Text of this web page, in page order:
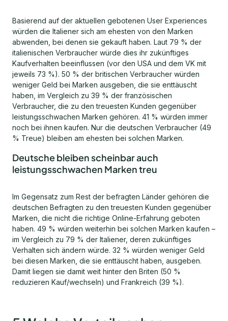
Basierend auf der aktuellen gebotenen User Experiences
würden die Italiener sich am ehesten von den Marken
abwenden, bei denen sie gekauft haben. Laut 79 % der
italienischen Verbraucher würde dies ihr zukünftiges
Kaufverhalten beeinflussen (vor den USA und dem VK mit
jeweils 73 %). 50 % der britischen Verbraucher würden
weniger Geld bei Marken ausgeben, die sie enttäuscht
haben, im Vergleich zu 39 % der französischen
Verbraucher, die zu den treuesten Kunden gegenüber
leistungsschwachen Marken gehören. 41 % würden immer
noch bei ihnen kaufen. Nur die deutschen Verbraucher (49
% Treue) bleiben am ehesten bei solchen Marken.
Deutsche bleiben scheinbar auch
leistungsschwachen Marken treu
Im Gegensatz zum Rest der befragten Länder gehören die
deutschen Befragten zu den treuesten Kunden gegenüber
Marken, die nicht die richtige Online-Erfahrung geboten
haben. 49 % würden weiterhin bei solchen Marken kaufen –
im Vergleich zu 79 % der Italiener, deren zukünftiges
Verhalten sich ändern würde. 32 % würden weniger Geld
bei diesen Marken, die sie enttäuscht haben, ausgeben.
Damit liegen sie damit weit hinter den Briten (50 %
reduzieren Kauf/wechseln) und Frankreich (39 %).